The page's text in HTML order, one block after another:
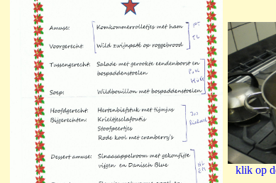
klik op